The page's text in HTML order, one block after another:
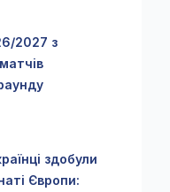
2027 з
здобули
Європи: